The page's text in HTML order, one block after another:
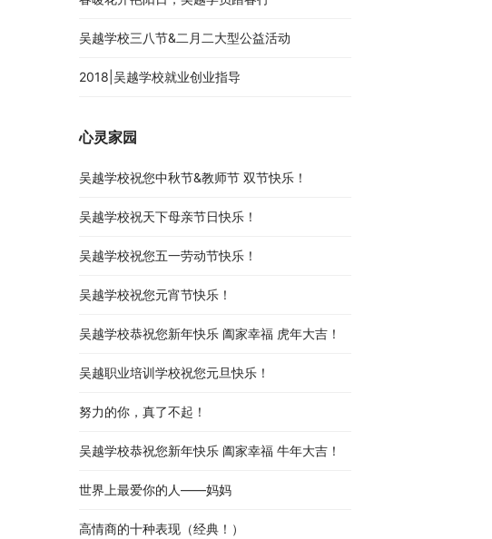
吴越学校三八节&二月二大型公益活动
2018|吴越学校就业创业指导
心灵家园
吴越学校祝您中秋节&教师节 双节快乐！
吴越学校祝天下母亲节日快乐！
吴越学校祝您五一劳动节快乐！
吴越学校祝您元宵节快乐！
吴越学校恭祝您新年快乐 阖家幸福 虎年大吉！
吴越职业培训学校祝您元旦快乐！
努力的你，真了不起！
吴越学校恭祝您新年快乐 阖家幸福 牛年大吉！
世界上最爱你的人——妈妈
高情商的十种表现（经典！）